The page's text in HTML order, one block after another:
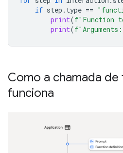
if step . type ==
print(f"Function
print(f"Arguments:
Como a chamada
funciona